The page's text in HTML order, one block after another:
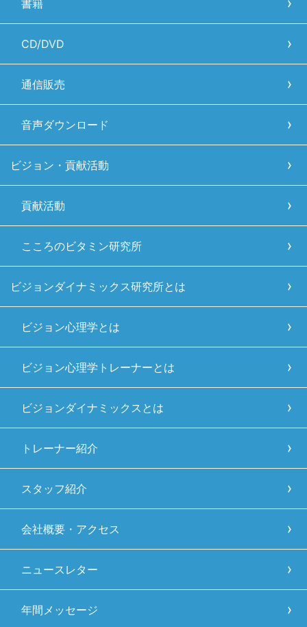
書籍
CD/DVD
通信販売
音声ダウンロード
ビジョン・貢献活動
貢献活動
こころのビタミン研究所
ビジョンダイナミックス研究所とは
ビジョン心理学とは
ビジョン心理学トレーナーとは
ビジョンダイナミックスとは
トレーナー紹介
スタッフ紹介
会社概要・アクセス
ニュースレター
年間メッセージ